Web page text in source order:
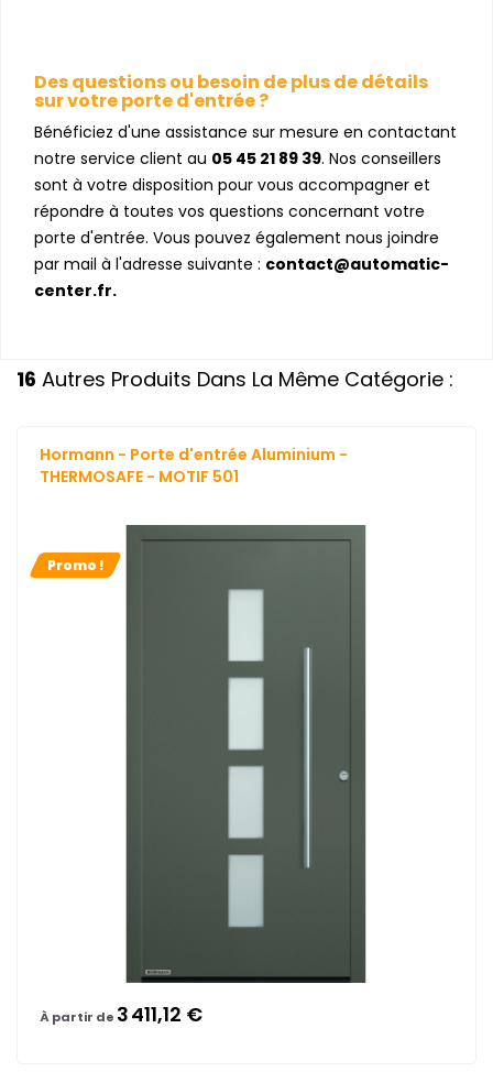
Des questions ou besoin de plus de détails
sur votre porte d'entrée ?
Bénéficiez d'une assistance sur mesure en contactant
notre service client au 05 45 21 89 39. Nos conseillers
sont à votre disposition pour vous accompagner et
répondre à toutes vos questions concernant votre
porte d'entrée. Vous pouvez également nous joindre
par mail à l'adresse suivante : contact@automatic-
center.fr.
16 Autres Produits Dans La Même Catégorie :
Hormann - Porte d'entrée Aluminium -
THERMOSAFE - MOTIF 501
Promo !
À partir de 3 411,12 €